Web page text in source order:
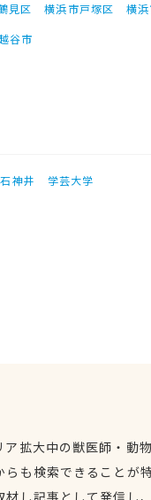
見区 横浜市戸塚区
横
谷市
石神井
学芸大学
拡大中の獣医師・動
も検索できることが
材し記事として発信し